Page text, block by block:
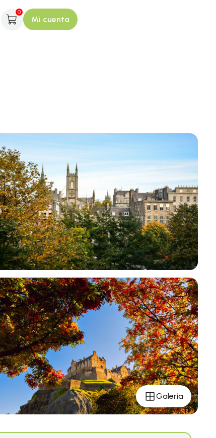
0
Mi cuenta
Galería